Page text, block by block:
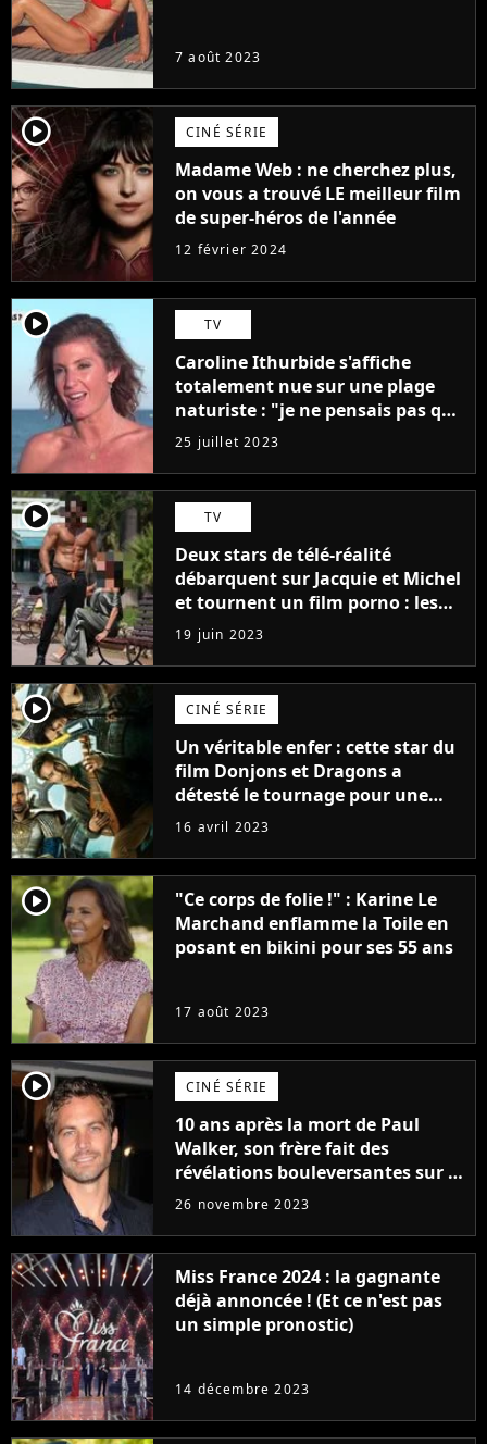
7 août 2023
player2 CINÉ SÉRIE
Madame Web : ne cherchez plus,
on vous a trouvé LE meilleur film
de super-héros de l'année
12 février 2024
player2 TV
Caroline Ithurbide s'affiche
totalement nue sur une plage
naturiste : "je ne pensais pas que
j'arriverais à le faire..."
25 juillet 2023
player2 TV
Deux stars de télé-réalité
débarquent sur Jacquie et Michel
et tournent un film porno : les
premières images du tournage
(exclu)
19 juin 2023
player2 CINÉ SÉRIE
Un véritable enfer : cette star du
film Donjons et Dragons a
détesté le tournage pour une
raison très spéciale
16 avril 2023
player2
"Ce corps de folie !" : Karine Le
Marchand enflamme la Toile en
posant en bikini pour ses 55 ans
17 août 2023
player2 CINÉ SÉRIE
10 ans après la mort de Paul
Walker, son frère fait des
révélations bouleversantes sur la
réaction des acteurs de Fast and
26 novembre 2023
Miss France 2024 : la gagnante
déjà annoncée ! (Et ce n'est pas
un simple pronostic)
14 décembre 2023